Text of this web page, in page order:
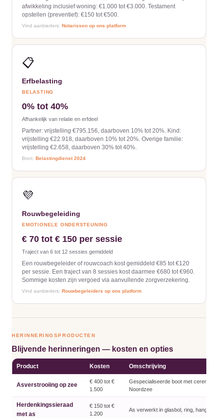
afwikkeling inclusief woning: €1.000 tot €3.000. Testament
opstellen (preventief): €150 tot €500.
Vind aanbieders: Notarissen op ons platform
📋
Erfbelasting
BELASTING
0% tot 40%
Afhankelijk van relatie en erfdeel
Partner: vrijstelling €795.156, daarboven 10% tot 20%. Kind:
vrijstelling €22.918, daarboven 10% tot 20%. Overige familie:
vrijstelling €2.658, daarboven 30% tot 40%.
Bron: Belastingdienst 2024
💜
Rouwbegeleiding
EMOTIONELE ONDERSTEUNING
€ 70 tot € 150 per sessie
Traject van 6 tot 12 sessies gemiddeld
Een rouwbegeleider of rouwcoach kost gemiddeld €85 tot €120
per sessie. Een traject van 8 sessies kost daarmee €680 tot €960.
Sommige kosten zijn vergoed via aanvullende zorgverzekering.
Vind aanbieders: Rouwbegeleiders op ons platform
HERINNERINGSPRODUCTEN
Blijvende herinneringen — kosten en opties
Product Kosten Omschrijving
Asverstrooiing op zee
€ 400 tot €
1.500
Gespecialiseerde boot met
Noordzee
Herdenkingssieraad
met as
€ 150 tot €
1.200
As verwerkt in glasbol, ring, hanger